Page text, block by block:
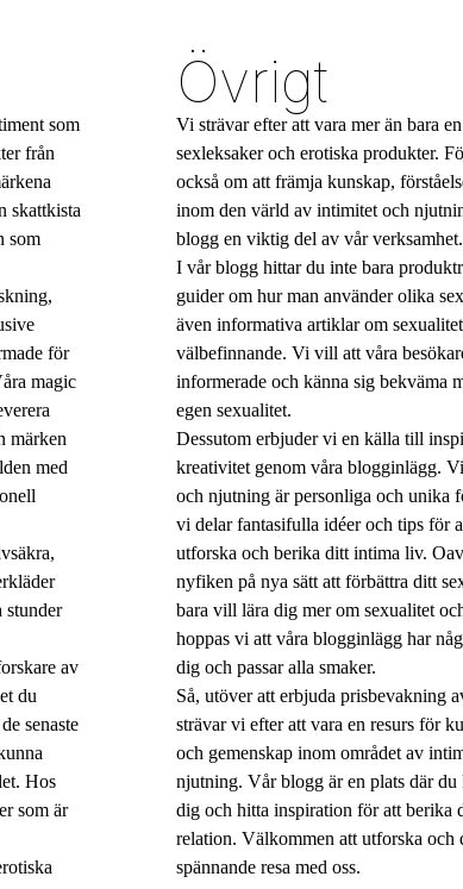
som
från
skattkista
som
för
magic
märken
med
stunder
av
du
senaste
Hos
som är
Övrigt
Vi strävar efter att vara mer än bara
sexleksaker och erotiska produkter.
också om att främja kunskap,
inom den värld av intimitet och
blogg en viktig del av vår verksamhet.
I vår blogg hittar du inte bara
guider om hur man använder olika
även informativa artiklar om
välbefinnande. Vi vill att våra
informerade och känna sig bekväma
egen sexualitet.
Dessutom erbjuder vi en källa till
kreativitet genom våra blogginlägg.
och njutning är personliga och unika
vi delar fantasifulla idéer och tips för
utforska och berika ditt intima liv.
nyfiken på nya sätt att förbättra ditt
bara vill lära dig mer om sexualitet
hoppas vi att våra blogginlägg har
dig och passar alla smaker.
Så, utöver att erbjuda prisbevakning
strävar vi efter att vara en resurs för
och gemenskap inom området av
njutning. Vår blogg är en plats där du
dig och hitta inspiration för att berika
relation. Välkommen att utforska och
spännande resa med oss.